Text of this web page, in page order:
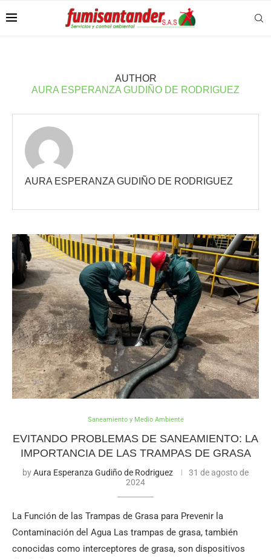
AUTHOR
AURA ESPERANZA GUDIÑO DE RODRIGUEZ
AURA ESPERANZA GUDIÑO DE RODRIGUEZ
Saneamiento y Medio Ambiente
EVITANDO PROBLEMAS DE SANEAMIENTO: LA
IMPORTANCIA DE LAS TRAMPAS DE GRASA
byAura Esperanza Gudiño de Rodriguez
31 de agosto de
2024
La Función de las Trampas de Grasa para Prevenir la
Contaminación del Agua Las trampas de grasa, también
conocidas como interceptores de grasa, son dispositivos